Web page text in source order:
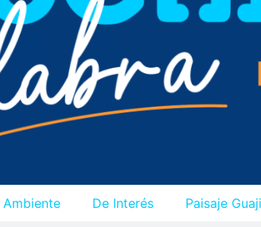
Ambiente De Interés Paisaje